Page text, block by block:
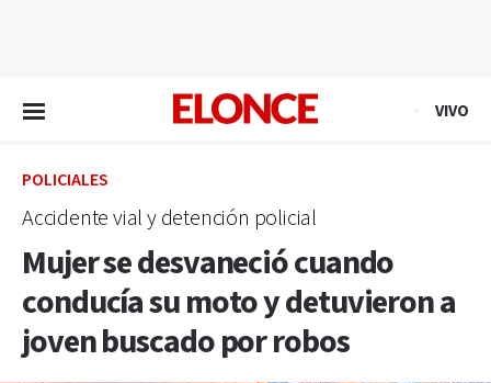
VIVO
POLICIALES
Accidente vial y detención policial
Mujer se desvaneció cuando
conducía su moto y detuvieron a
joven buscado por robos